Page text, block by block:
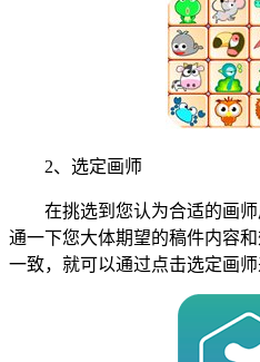
2、选定画师
在挑选到您认为合适的画师
通一下您大体期望的稿件内容
一致，就可以通过点击选定画师